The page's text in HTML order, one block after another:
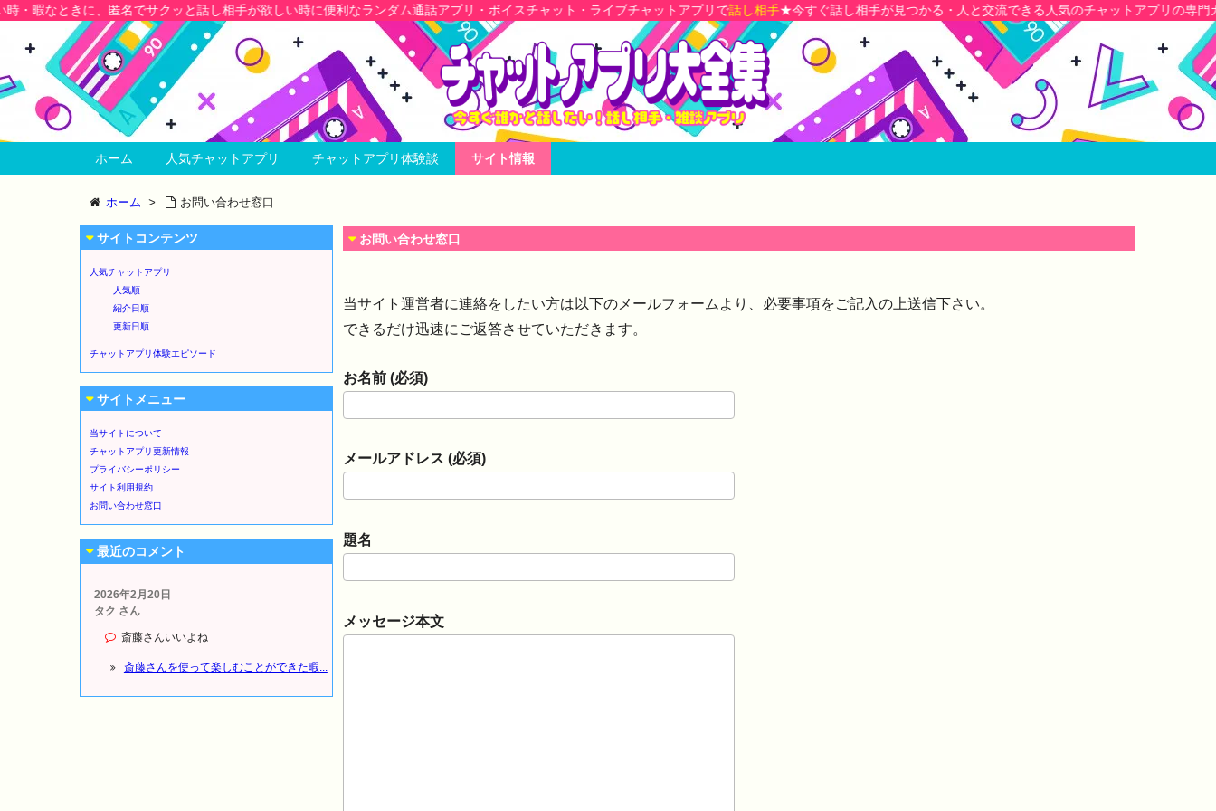
に、匿名でサクッと話し相手が欲しい時に便利なランダム通話アプリ・ボイスチャット・ライブチャットアプリで話し相手★今すぐ話し相手が見つかる・人と交流できる人気のチャットアプリの専門ガイド
ホーム 人気チャットアプリ チャットアプリ体験談 サイト情報
ホーム > お問い合わせ窓口
お問い合わせ窓口
当サイト運営者に連絡をしたい方は以下のメールフォームより、必要事項をご記入の上送信下さい。
できるだけ迅速にご返答させていただきます。
お名前 (必須)
メールアドレス (必須)
題名
メッセージ本文
サイトコンテンツ
人気チャットアプリ
人気順
紹介日順
更新日順
チャットアプリ体験エピソード
サイトメニュー
当サイトについて
チャットアプリ更新情報
プライバシーポリシー
サイト利用規約
お問い合わせ窓口
最近のコメント
2026年2月20日
タク さん
斎藤さんいいよね
斎藤さんを使って楽しむことができた暇...